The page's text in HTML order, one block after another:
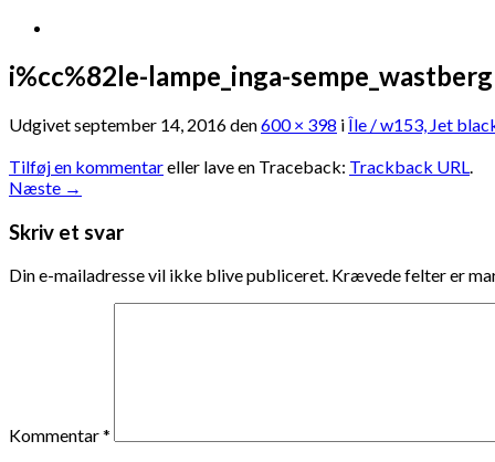
i%cc%82le-lampe_inga-sempe_wastberg
Udgivetseptember 14, 2016den600 × 398 iÎle / w153, Jet
Tilføj en kommentareller lave en Traceback: Trackback URL.
Næste →
Skriv et svar
Din e-mailadresse vil ikke blive publiceret. Krævede felter er
Kommentar*